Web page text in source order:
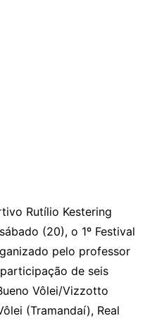
Rutílio Kestering
(20), o 1º Festival
pelo professor
de seis
Vôlei/Vizzotto
(Tramandaí), Real